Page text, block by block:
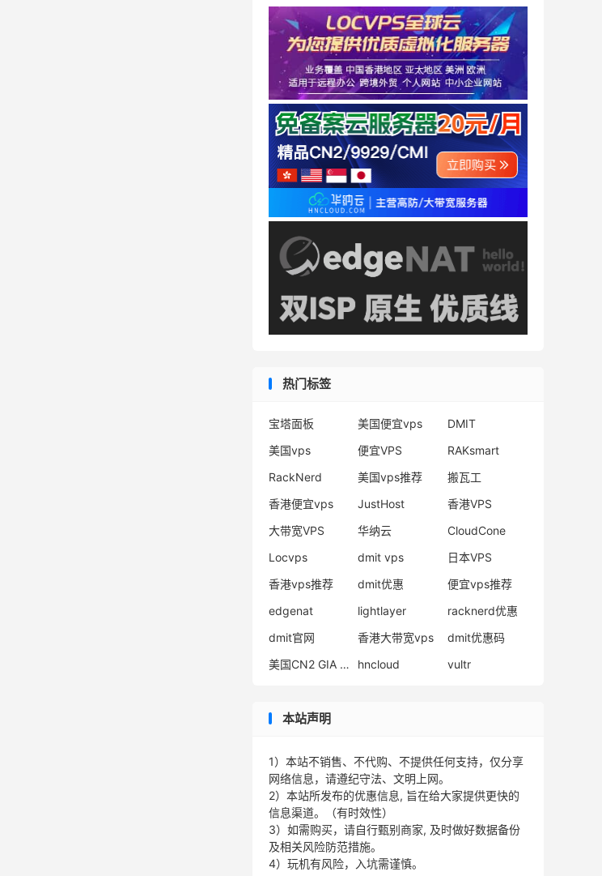
热门标签
宝塔面板 美国便宜vps
DMIT
美国vps
便宜VPS
RAKsmart
RackNerd
美国vps推荐
搬瓦工
香港便宜vps
JustHost
香港VPS
大带宽VPS
华纳云
CloudCone
Locvps
dmit vps
日本VPS
香港vps推荐
dmit优惠
便宜vps推荐
edgenat
lightlayer
racknerd优惠
dmit官网
香港大带宽vps
dmit优惠码
美国CN2 GIA VPS
hncloud vultr
本站声明
1）本站不销售、不代购、不提供任何支持，仅分享
网络信息，请遵纪守法、文明上网。
2）本站所发布的优惠信息, 旨在给大家提供更快的
信息渠道。（有时效性）
3）如需购买，请自行甄别商家, 及时做好数据备份
及相关风险防范措施。
4）玩机有风险，入坑需谨慎。